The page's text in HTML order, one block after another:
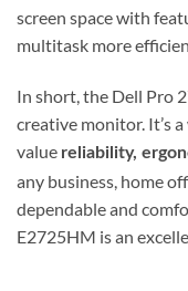
screen space with
multitask more
In short, the Dell Pro
creative monitor. It’s
value reliability,
any business, home
dependable and
E2725HM is an